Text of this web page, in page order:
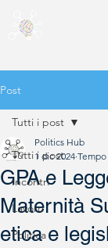
Post
Tutti i post
Incontri
Lavoro
Politica
Tutti i post
GPA e
Maternità
etica e
Politics Hub
1 dic 2024